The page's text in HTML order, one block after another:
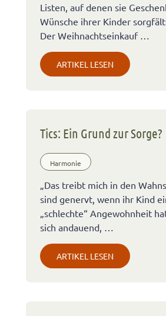
Listen, auf denen sie
Wünsche ihrer Kinder
Der Weihnachtseinkauf …
ARTIKEL LESEN
Tics: Ein Grund zur Sorge?
Harmonie
„Das treibt mich in den
sind genervt, wenn ihr Kind
„schlechte“ Angewohnheit
sich andauend, …
ARTIKEL LESEN